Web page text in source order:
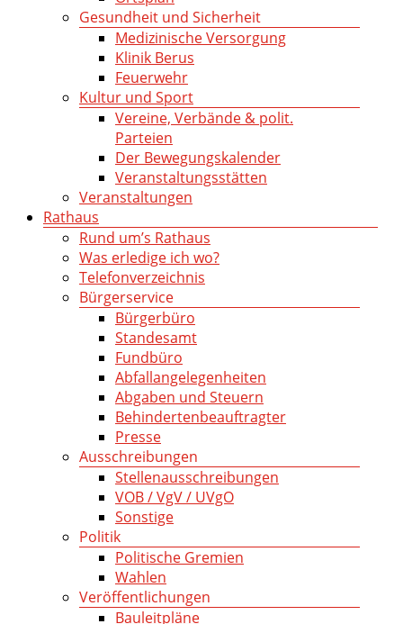
Gesundheit und Sicherheit
Medizinische Versorgung
Klinik Berus
Feuerwehr
Kultur und Sport
Vereine, Verbände & polit.
Parteien
Der Bewegungskalender
Veranstaltungsstätten
Veranstaltungen
Rathaus
Rund um’s Rathaus
Was erledige ich wo?
Telefonverzeichnis
Bürgerservice
Bürgerbüro
Standesamt
Fundbüro
Abfallangelegenheiten
Abgaben und Steuern
Behindertenbeauftragter
Presse
Ausschreibungen
Stellenausschreibungen
VOB / VgV / UVgO
Sonstige
Politik
Politische Gremien
Wahlen
Veröffentlichungen
Bauleitpläne